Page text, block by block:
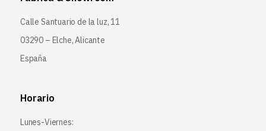
Calle Santuario de la luz, 11
03290 – Elche, Alicante
España
Horario
Lunes-Viernes: